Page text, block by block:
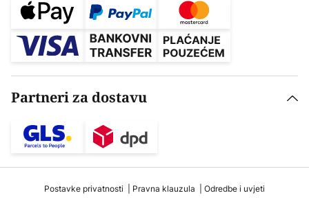
Partneri za dostavu
Postavke privatnosti Pravna klauzula
Odredbe i uvjeti